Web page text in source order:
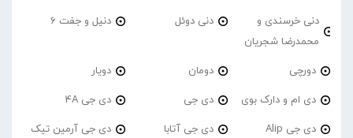
دنی خرسندی و
محمدرضا شجریان
دنی دوئل دنیل و جفت 6
دورچی دومان دویار
دی ام و دارک بوی دی جی دی جی 4A
دی جی Alip دی جی آتابا دی جی آرمین تیک